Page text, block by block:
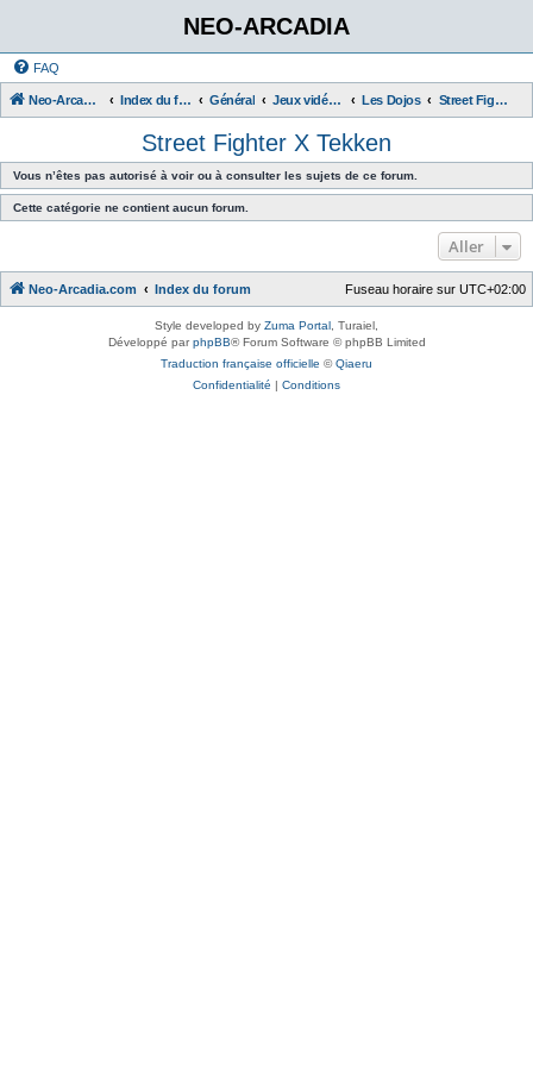
NEO-ARCADIA
FAQ
Neo-Arcadia.com Index du forum Général Jeux vidéo d'arcade Les Dojos Street Fighter X Tekken
Street Fighter X Tekken
Vous n’êtes pas autorisé à voir ou à consulter les sujets de ce forum.
Cette catégorie ne contient aucun forum.
Aller
Neo-Arcadia.com Index du forum Fuseau horaire sur UTC+02:00
Style developed by Zuma Portal , Turaiel,
Développé parphpBB® Forum Software © phpBB Limited
Traduction française officielle ©Qiaeru
Confidentialité | Conditions